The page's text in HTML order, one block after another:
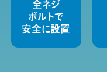
全ネジ
ボルトで
安全に設置